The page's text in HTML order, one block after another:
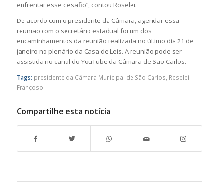
enfrentar esse desafio”, contou Roselei.
De acordo com o presidente da Câmara, agendar essa
reunião com o secretário estadual foi um dos
encaminhamentos da reunião realizada no último dia 21 de
janeiro no plenário da Casa de Leis. A reunião pode ser
assistida no canal do YouTube da Câmara de São Carlos.
Tags: presidente da Câmara Municipal de São Carlos, Roselei
Françoso
Compartilhe esta notícia